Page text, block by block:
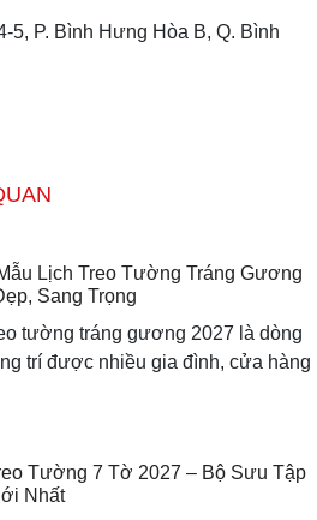
5, P. Bình Hưng Hòa B, Q. Bình
Lịch Treo Tường Tráng Gương
Sang Trọng
tường tráng gương 2027 là dòng
trí được nhiều gia đình, cửa hàng
Tường 7 Tờ 2027 – Bộ Sưu Tập
Nhất